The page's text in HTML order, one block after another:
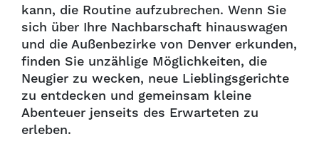
kann, die Routine aufzubrechen. Wenn Sie
sich über Ihre Nachbarschaft hinauswagen
und die Außenbezirke von Denver erkunden,
finden Sie unzählige Möglichkeiten, die
Neugier zu wecken, neue Lieblingsgerichte
zu entdecken und gemeinsam kleine
Abenteuer jenseits des Erwarteten zu
erleben.